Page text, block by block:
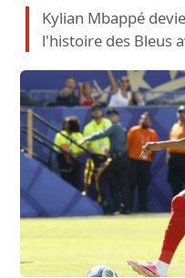
Kylian Mbappé
l'histoire des Bleus